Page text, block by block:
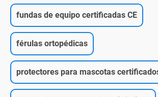
fundas de equipo certificadas CE
férulas ortopédicas
protectores para mascotas